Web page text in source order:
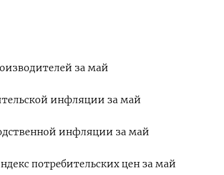
за май
инфляции за май
инфляции за май
потребительских цен за май